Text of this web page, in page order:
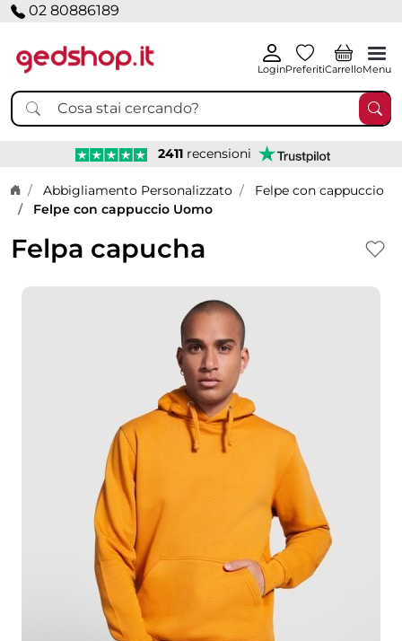
02 80886189
LoginPreferitiCarrelloMenu
2411 recensioni
Home page
Abbigliamento Personalizzato
Felpe con cappuccio
Felpe con cappuccio Uomo
Felpa capucha